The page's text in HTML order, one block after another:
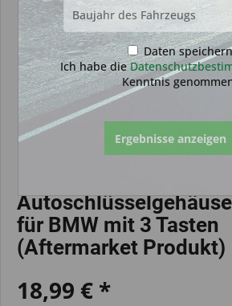
für BMW mit 3 Tasten
(Aftermarket Produkt)
18,99 € *
Daten speichern
Ich habe die
Kenntnis
Ergebnisse anzeigen